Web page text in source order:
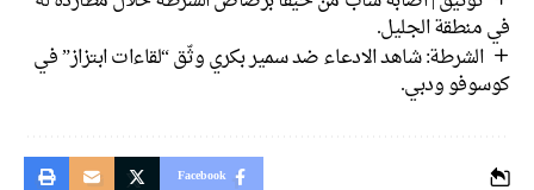
الجليل.
الشرطة: شاهد الادعاء ضد سمير بكري وثّق “لقاءات ابتزاز” في
ودبي.
Facebook